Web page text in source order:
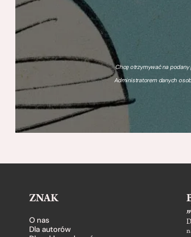
Chcę otrzymywać na podany
Administratorem danych
ZNAK
O nas
Dla autorów